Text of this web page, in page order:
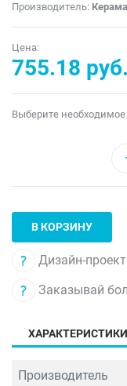
Производитель:
Цена:
755.18 руб.
Выберите необходимое
В КОРЗИНУ
Дизайн-
Заказывай
ХАРАКТЕРИСТИКИ
Производитель